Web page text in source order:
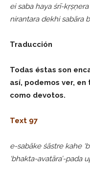
ei saba haya śrī-
nirantara dekhi sabāra
Traducción
Todas éstas son
así, podemos ver,
como devotos.
Text 97
e-sabāke śāstre kahe
‘bhakta-avatāra’-pada